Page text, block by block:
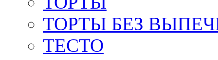
ТОРТЫ БЕЗ
ТЕСТО